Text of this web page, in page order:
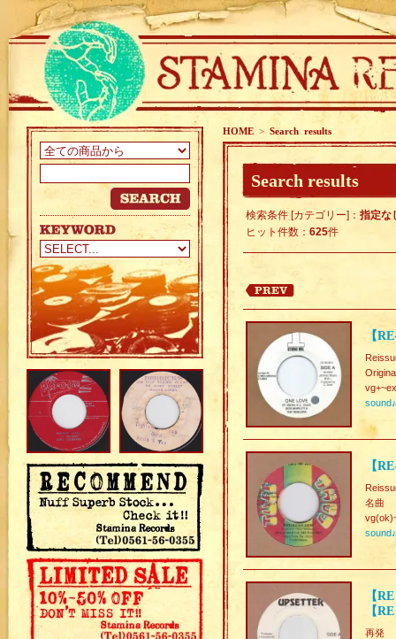
HOME > Search results
Search results
検索条件 [カテゴリー]： 指定な
ヒット件数： 625件
【
sound♪
【
名曲
sound♪
【
【
再発